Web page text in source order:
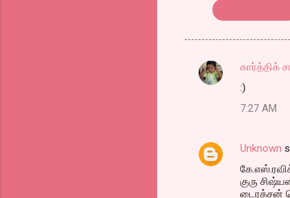
C
e
கார்த்திக்
:)
7:27 AM
Unknown
குரு
டைரக்சன்